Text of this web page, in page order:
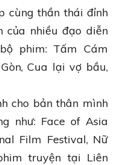
cùng thần thái đỉnh
của nhiều đạo diễn
phim: Tấm Cám
Cua lại vợ bầu,
cho bản thân mình
như: Face of Asia
Film Festival, Nữ
truyện tại Liên